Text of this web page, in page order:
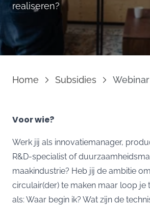
realiseren?
Home Subsidies
Voor wie?
Werk jij als innovatiemanager,
R&D-specialist of
maakindustrie? Heb jij de ambitie
circulair(der) te maken maar loop je
als: Waar begin ik? Wat zijn de